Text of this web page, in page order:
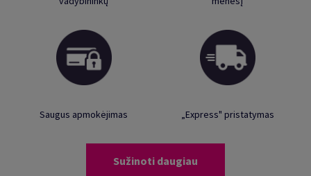
Saugus apmokėjimas „Express" pristatymas
Sužinoti daugiau